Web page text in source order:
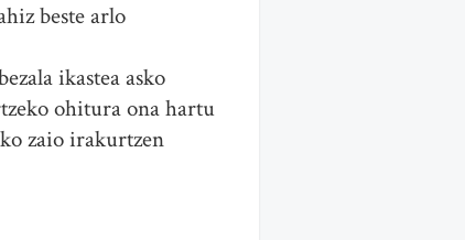
beste arlo
ikastea asko
ohitura ona hartu
zaio irakurtzen